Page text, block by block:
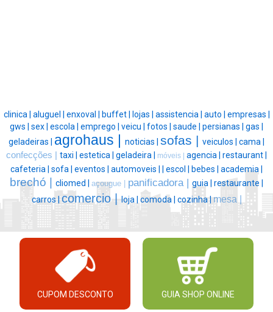
clinica | aluguel | enxoval | buffet | lojas | assistencia | auto | empresas |
gws | sex | escola | emprego | veicu | fotos | saude | persianas | gas |
geladeiras | agrohaus | noticias | sofas | veiculos | cama |
confecções | taxi | estetica | geladeira | móveis | agencia | restaurant |
cafeteria | sofa | eventos | automoveis | escol | bebes | academia |
brechó | cliomed | açougue | panificadora | guia | restaurante |
carros | comercio |loja | comoda | cozinha |mesa |
CUPOM DESCONTO GUIA SHOP ONLINE